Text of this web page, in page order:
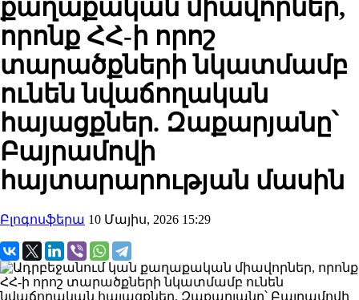
քաղաքական միավորներ,
որոնք ՀՀ-ի որոշ
տարածքների նկատմամբ
ունեն նվաճողական
հայացքներ. Զաքարյանը՝
Բայրամովի
հայտարարության մասին
Բլոգոսֆերա 10 Մայիս, 2026 15:29